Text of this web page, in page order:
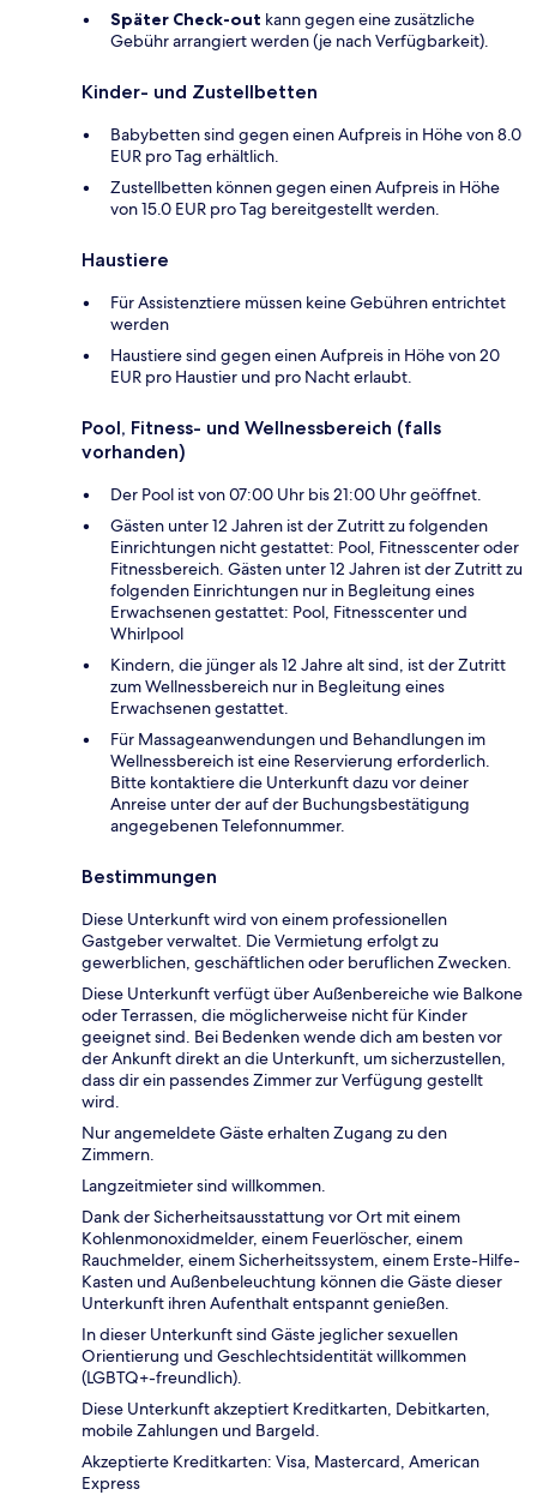
Später Check-out kann gegen eine zusätzliche
Gebühr arrangiert werden (je nach Verfügbarkeit).
Kinder- und Zustellbetten
Babybetten sind gegen einen Aufpreis in Höhe von 8.0
EUR pro Tag erhältlich.
Zustellbetten können gegen einen Aufpreis in Höhe
von 15.0 EUR pro Tag bereitgestellt werden.
Haustiere
Für Assistenztiere müssen keine Gebühren entrichtet
werden
Haustiere sind gegen einen Aufpreis in Höhe von 20
EUR pro Haustier und pro Nacht erlaubt.
Pool, Fitness- und Wellnessbereich (falls
vorhanden)
Der Pool ist von 07:00 Uhr bis 21:00 Uhr geöffnet.
Gästen unter 12 Jahren ist der Zutritt zu folgenden
Einrichtungen nicht gestattet: Pool, Fitnesscenter oder
Fitnessbereich. Gästen unter 12 Jahren ist der Zutritt zu
folgenden Einrichtungen nur in Begleitung eines
Erwachsenen gestattet: Pool, Fitnesscenter und
Whirlpool
Kindern, die jünger als 12 Jahre alt sind, ist der Zutritt
zum Wellnessbereich nur in Begleitung eines
Erwachsenen gestattet.
Für Massageanwendungen und Behandlungen im
Wellnessbereich ist eine Reservierung erforderlich.
Bitte kontaktiere die Unterkunft dazu vor deiner
Anreise unter der auf der Buchungsbestätigung
angegebenen Telefonnummer.
Bestimmungen
Diese Unterkunft wird von einem professionellen
Gastgeber verwaltet. Die Vermietung erfolgt zu
gewerblichen, geschäftlichen oder beruflichen Zwecken.
Diese Unterkunft verfügt über Außenbereiche wie Balkone
oder Terrassen, die möglicherweise nicht für Kinder
geeignet sind. Bei Bedenken wende dich am besten vor
der Ankunft direkt an die Unterkunft, um sicherzustellen,
dass dir ein passendes Zimmer zur Verfügung gestellt
wird.
Nur angemeldete Gäste erhalten Zugang zu den
Zimmern.
Langzeitmieter sind willkommen.
Dank der Sicherheitsausstattung vor Ort mit einem
Kohlenmonoxidmelder, einem Feuerlöscher, einem
Rauchmelder, einem Sicherheitssystem, einem Erste-Hilfe-
Kasten und Außenbeleuchtung können die Gäste dieser
Unterkunft ihren Aufenthalt entspannt genießen.
In dieser Unterkunft sind Gäste jeglicher sexuellen
Orientierung und Geschlechtsidentität willkommen
(LGBTQ+-freundlich).
Diese Unterkunft akzeptiert Kreditkarten, Debitkarten,
mobile Zahlungen und Bargeld.
Akzeptierte Kreditkarten: Visa, Mastercard, American
Express